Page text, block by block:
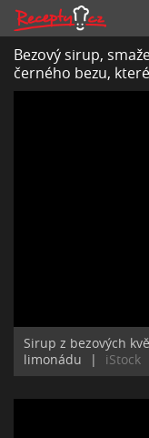
Bezový sirup,
černého bezu,
Sirup z bezových
limonádu
| iStock